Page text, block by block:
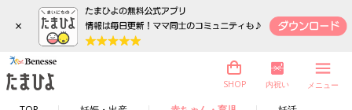
×
SHOP 内祝い メニュー